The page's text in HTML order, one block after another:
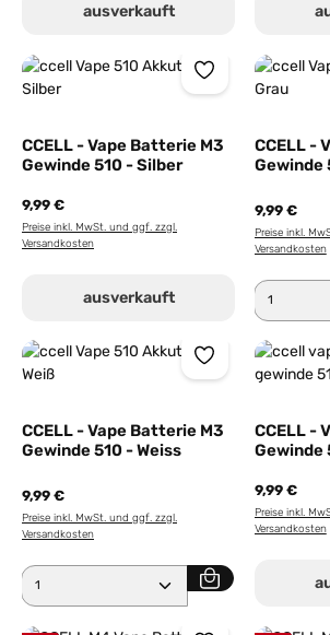
ausverkauft
CCELL - Vape Batterie M3
Gewinde 510 - Silber
9,99 €
Preise inkl. MwSt. und ggf. zzgl.
Versandkosten
ausverkauft
CCELL -
Gewinde
9,99 €
Preise inkl.
Versandkosten
CCELL - Vape Batterie M3
Gewinde 510 - Weiss
9,99 €
Preise inkl. MwSt. und ggf. zzgl.
Versandkosten
Produkt Anzahl: Gib den
CCELL -
Gewinde
9,99 €
Preise inkl.
Versandkosten